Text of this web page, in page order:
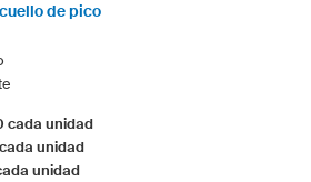
de pico
cada unidad
unidad
unidad